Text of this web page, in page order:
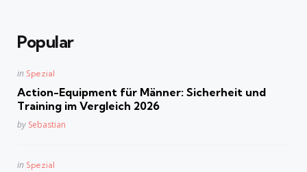
Popular
Posted
in Spezial
Action-Equipment für Männer: Sicherheit und
Training im Vergleich 2026
Posted
by Sebastian
Posted
in Spezial